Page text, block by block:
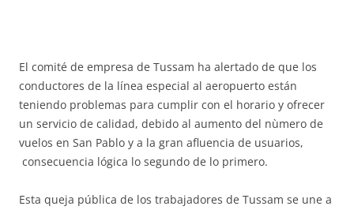
El comité de empresa de Tussam ha alertado de que los
conductores de la línea especial al aeropuerto están
teniendo problemas para cumplir con el horario y ofrecer
un servicio de calidad, debido al aumento del nùmero de
vuelos en San Pablo y a la gran afluencia de usuarios,
consecuencia lógica lo segundo de lo primero.
Esta queja pública de los trabajadores de Tussam se une a